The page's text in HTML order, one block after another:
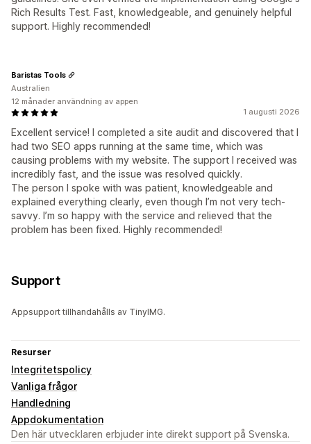
Rich Results Test. Fast, knowledgeable, and genuinely helpful
support. Highly recommended!
1 augusti 2026
Excellent service! I completed a site audit and discovered that I
had two SEO apps running at the same time, which was
causing problems with my website. The support I received was
incredibly fast, and the issue was resolved quickly.
The person I spoke with was patient, knowledgeable and
explained everything clearly, even though I’m not very tech-
savvy. I’m so happy with the service and relieved that the
problem has been fixed. Highly recommended!
Baristas Tools
Australien
12 månader användning av appen
Support
Appsupport tillhandahålls av TinyIMG.
Resurser
Integritetspolicy
Vanliga frågor
Handledning
Appdokumentation
Den här utvecklaren erbjuder inte direkt support på Svenska.